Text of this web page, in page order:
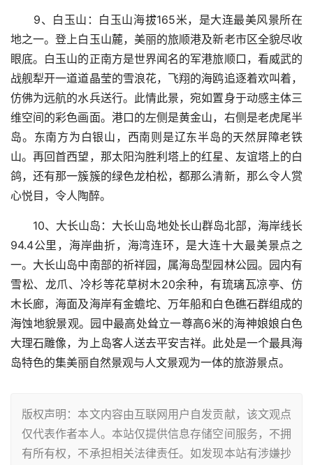
9、白玉山：白玉山海拔165米，是大连最美风景所在
地之一。登上白玉山麓，美丽的旅顺港及新老市区全貌尽收
眼底。白玉山的正南方是世界闻名的军港旅顺口，看威武的
战舰犁开一道道晶莹的雪浪花，飞翔的海鸥追逐着欢叫着，
仿佛为远航的水兵送行。此情此景，宛如置身于动感主体三
维空间的彩色画面。港口的左侧是黄金山，右侧是老虎尾半
岛。东南方为白银山，西南则是辽东半岛的天然屏障老铁
山。再回首西望，那太阳沟胜利塔上的红星、友谊塔上的白
鸽，还有那一簇簇的绿色龙柏松，都那么清新，那么令人赏
心悦目，令人陶醉。
10、大长山岛：大长山岛地处长山群岛北部，海岸线长
94.4公里，海岸曲折，海湾连环，是大连十大最美景点之
一。大长山岛中南部的祈祥园，属海岛型园林公园。园内有
雪松、龙爪、冷杉等花草树木20余种，有琉璃瓦凉亭、仿
木长廊，海面及海岸有金蟾坨、万年船和白色礁石群组成的
海蚀地貌景观。园中最高处耸立一尊高6米的海神娘娘白色
大理石雕像，为上岛客人送去平安吉祥。此处是一个最具海
岛特色的集美丽自然景观与人文景观为一体的旅游景点。
版权声明：本文内容由互联网用户自发贡献，该文观点
仅代表作者本人。本站仅提供信息存储空间服务，不拥
有所有权，不承担相关法律责任。如发现本站有涉嫌抄